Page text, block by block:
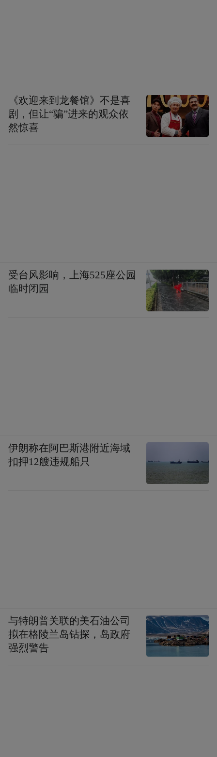
《欢迎来到龙餐馆》不是喜
剧，但让“骗”进来的观众依
然惊喜
受台风影响，上海525座公园
临时闭园
伊朗称在阿巴斯港附近海域
扣押12艘违规船只
与特朗普关联的美石油公司
拟在格陵兰岛钻探，岛政府
强烈警告